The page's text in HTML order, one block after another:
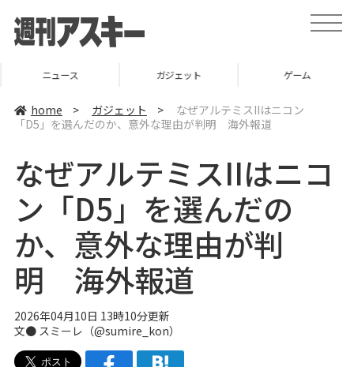
t
o
o
ニュース ガジェット ゲーム
home > ガジェット >
なぜアルテミスIIはニコン
「D5」を選んだのか、意外な理由が判明 海外報道
なぜアルテミスIIはニコ
ン「D5」を選んだの
か、意外な理由が判
明 海外報道
2026年04月10日 13時10分更新
文● スミーレ（@sumire_kon）